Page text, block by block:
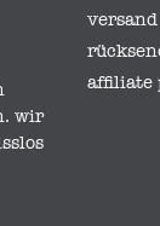
wir
versand
affiliate